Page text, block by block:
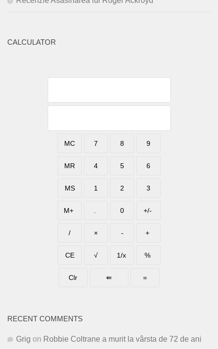
CALCULATOR
RECENT COMMENTS
Grig on Robbie Coltrane a murit la vârsta de 72 de ani